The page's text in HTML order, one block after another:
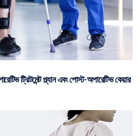
ট্রিটমেন্ট প্ল্যান এবং পোস্ট-অপারেটিভ কেয়ার